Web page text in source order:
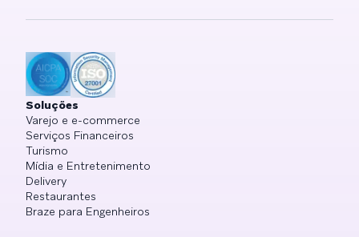
Soluções
Varejo e e-commerce
Serviços Financeiros
Turismo
Mídia e Entretenimento
Delivery
Restaurantes
Braze para Engenheiros